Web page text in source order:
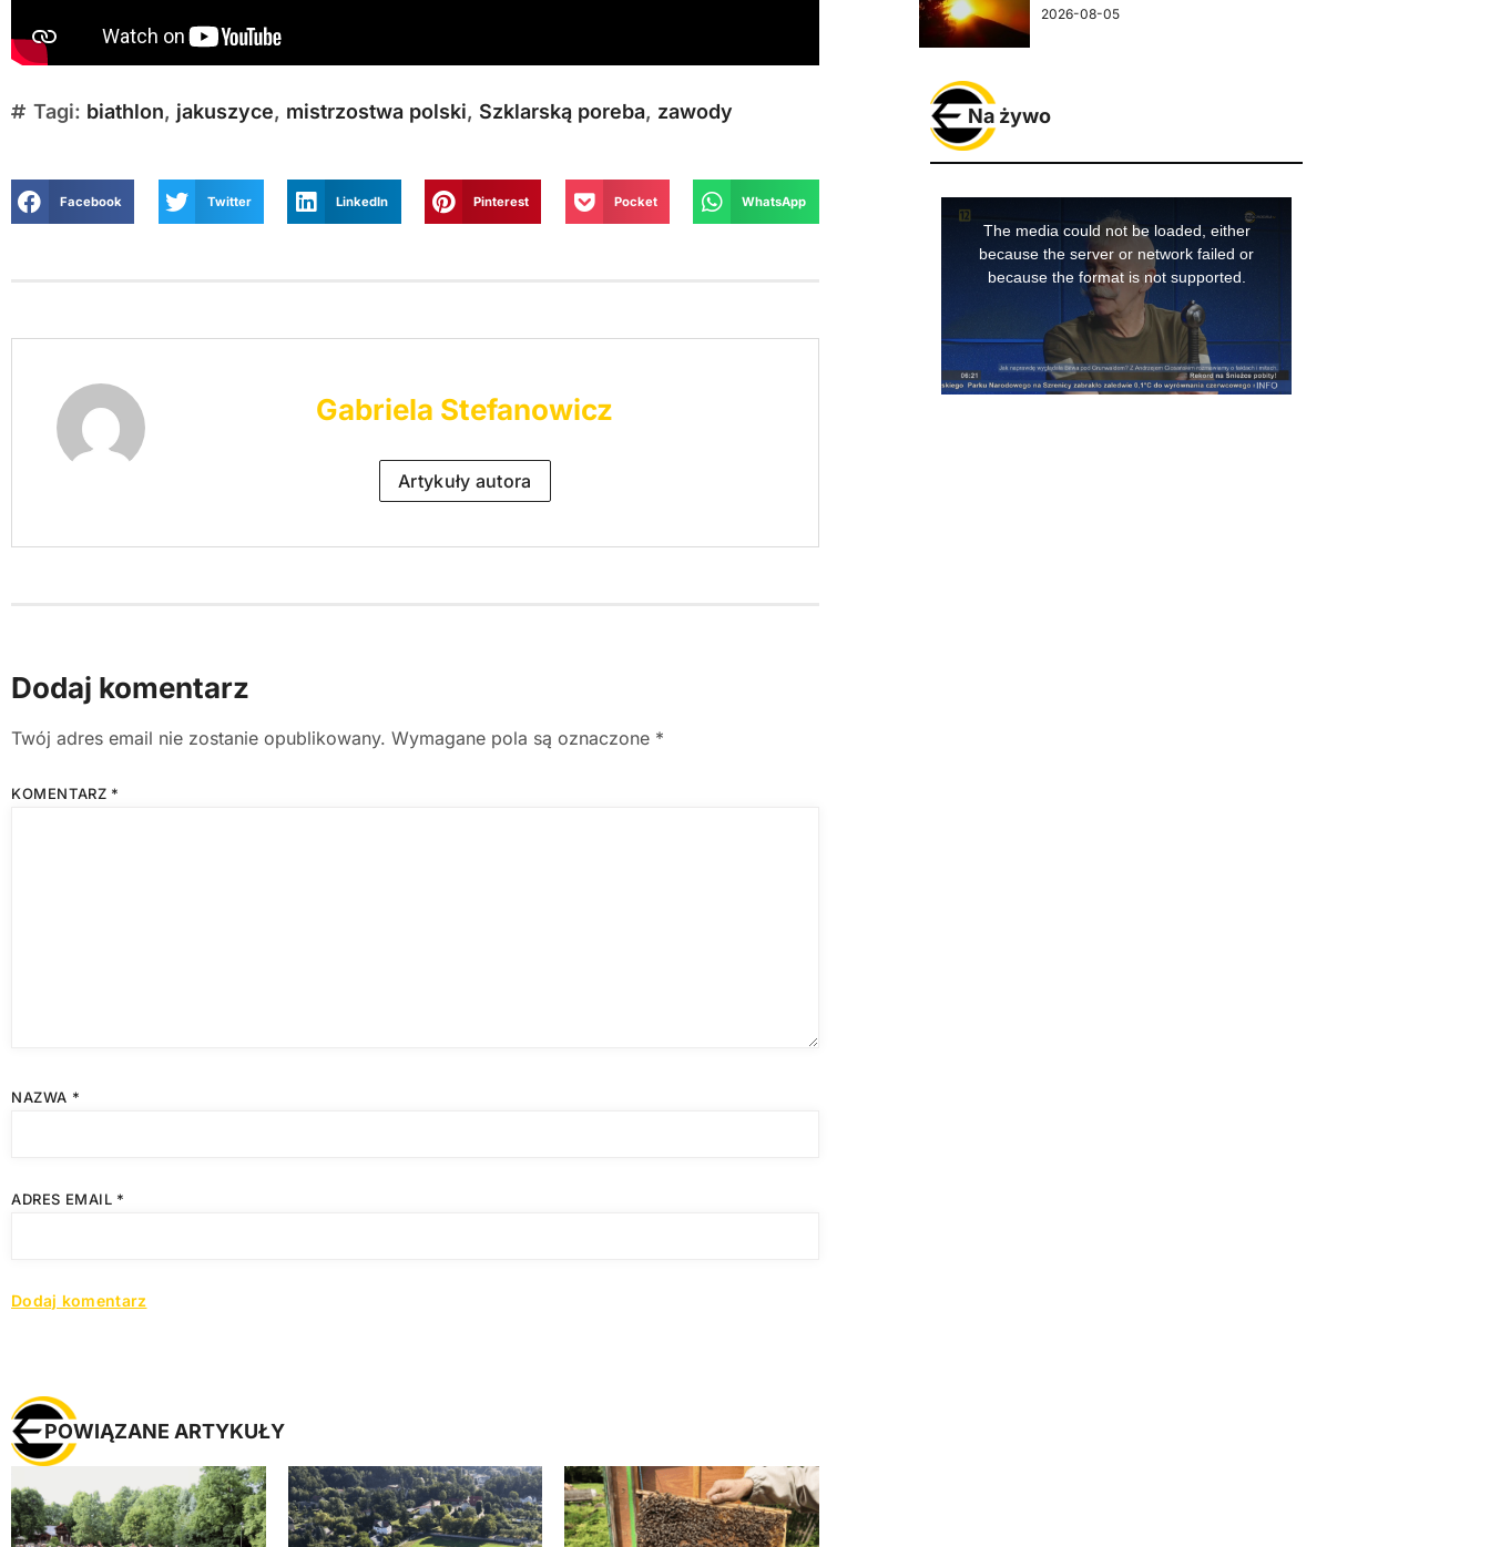
Tagi: biathlon, jakuszyce, mistrzostwa polski, Szklarską poreba, zawody
Facebook Twitter LinkedIn Pinterest Pocket WhatsApp
Gabriela Stefanowicz
Artykuły autora
Dodaj komentarz
Twój adres email nie zostanie opublikowany. Wymagane pola są oznaczone *
KOMENTARZ *
NAZWA *
ADRES EMAIL *
POWIĄZANE ARTYKUŁY
2026-08-05
Na żywo